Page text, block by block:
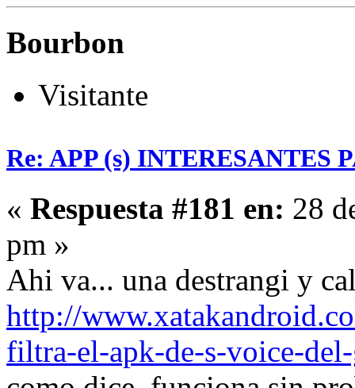
Bourbon
Visitante
Re: APP (s) INTERESANTES
« Respuesta #181 en: 28
pm »
Ahi va... una destrangi y
http://
filtra-el-apk-de-s-voice-